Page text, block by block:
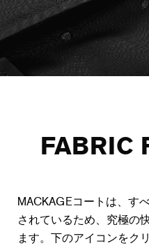
FABRIC
MACKAGEコートは、す
されているため、究極の
ます。下のアイコンをク